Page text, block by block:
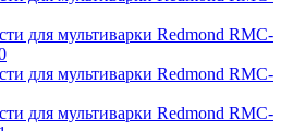
для мультиварки Redmond RMC-
для мультиварки Redmond RMC-
для мультиварки Redmond RMC-